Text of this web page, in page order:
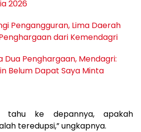
2026
Pengangguran, Lima Daerah
dari Kemendagri
Dua Penghargaan, Mendagri:
Belum Dapat Saya Minta
tahu ke depannya, apakah
teredupsi,” ungkapnya.